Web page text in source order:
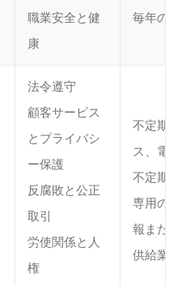
職業安全と健
康
毎年の
法令遵守
顧客サービス
とプライバシ
ー保護
反腐敗と公正
取引
労使関係と人
権
不定期
ス、電
不定期
専用の
報また
供給業